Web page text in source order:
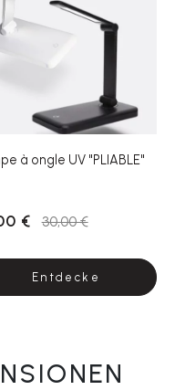
à ongle UV "PLIABLE"
€ 30,00 €
Entdecke